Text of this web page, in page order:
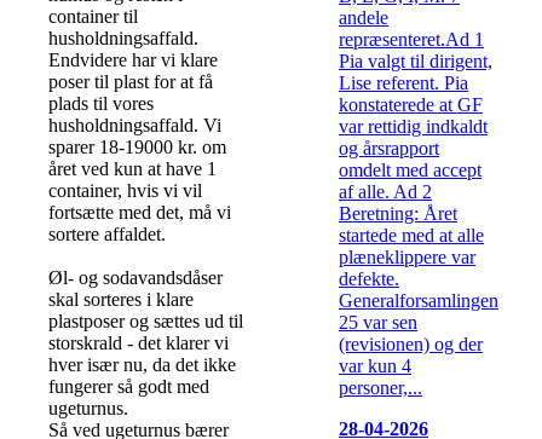
container til
husholdningsaffald.
Endvidere har vi klare
poser til plast for at få
plads til vores
husholdningsaffald. Vi
sparer 18-19000 kr. om
året ved kun at have 1
container, hvis vi vil
fortsætte med det, må vi
sortere affaldet.
Øl- og sodavandsdåser
skal sorteres i klare
plastposer og sættes ud til
storskrald - det klarer vi
hver især nu, da det ikke
fungerer så godt med
ugeturnus.
Så ved ugeturnus bærer
andele
repræsenteret.Ad 1
Pia valgt til dirigent,
Lise referent. Pia
konstaterede at GF
var rettidig indkaldt
og årsrapport
omdelt med accept
af alle. Ad 2
Beretning: Året
startede med at alle
plæneklippere var
defekte.
Generalforsamlingen
25 var sen
(revisionen) og der
var kun 4
personer,...
28-04-2026